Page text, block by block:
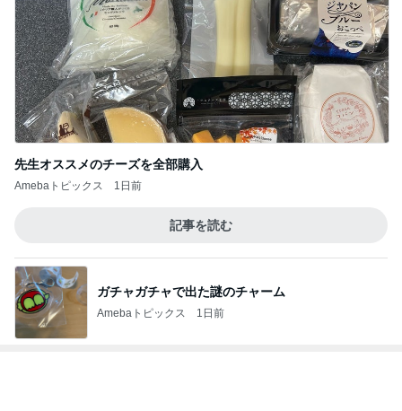
先生オススメのチーズを全部購入
Amebaトピックス 1日前
記事を読む
ガチャガチャで出た謎のチャーム
Amebaトピックス 1日前